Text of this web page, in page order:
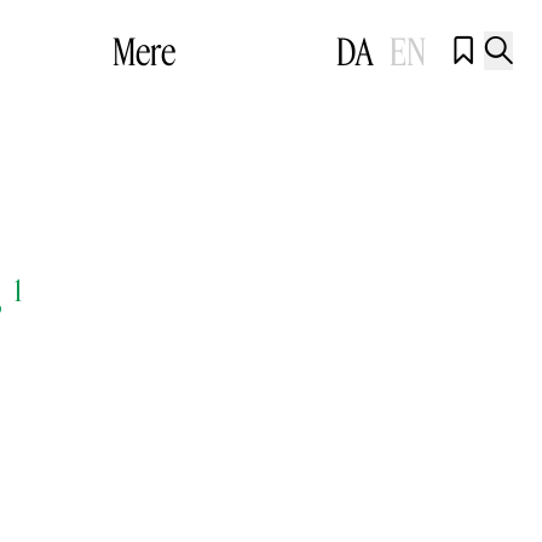
Mere DA EN  
1